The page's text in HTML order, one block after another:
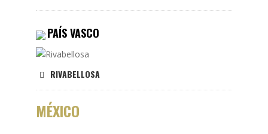
PAÍS VASCO
RIVABELLOSA
MÉXICO